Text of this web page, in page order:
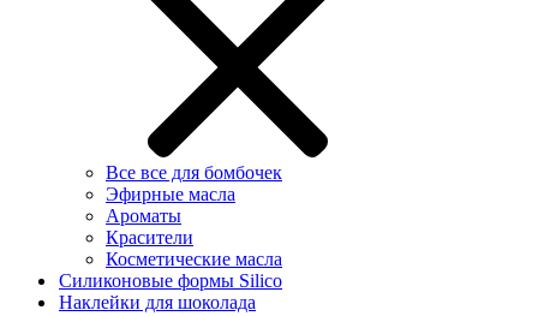
Все все для бомбочек
Эфирные масла
Ароматы
Красители
Косметические масла
Силиконовые формы Silico
Наклейки для шоколада